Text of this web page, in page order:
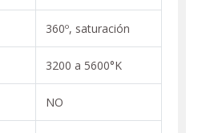
360º, saturación
3200 a 5600°K
NO